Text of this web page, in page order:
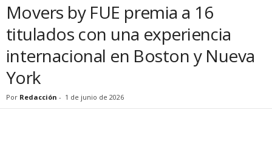
Movers by FUE premia a 16
titulados con una experiencia
internacional en Boston y Nueva
York
Por Redacción - 1 de junio de 2026